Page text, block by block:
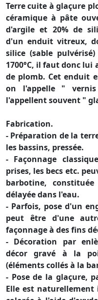
Terre cuite à glaçure
céramique à pâte
d'argile et 20% de
d'un enduit vitreux,
silice (sable
1700°C, il faut donc
de plomb. Cet enduit
on l'appelle "
l'appellent souvent "
Fabrication.
- Préparation de la
les bassins, pressée.
- Façonnage
prises, les becs etc.
barbotine,
délayée dans l'eau.
- Parfois, pose d'un
peut être d'une
façonnage à des fins
- Décoration par
décor gravé à la
(éléments collés à la
- Pose de la glaçure,
Elle est